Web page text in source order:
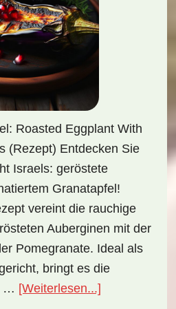
Roasted Eggplant With
(Rezept) Entdecken Sie
Israels: geröstete
Granatapfel!
vereint die rauchige
Auberginen mit der
Pomegranate. Ideal als
bringt es die
… [Weiterlesen...]